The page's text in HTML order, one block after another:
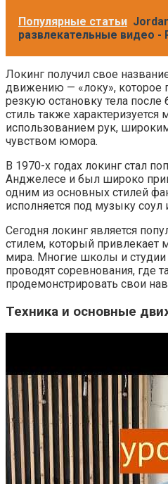
Популярные статьи
развлекательные видео -
Локинг получил свое
движению — «локу», которое
резкую остановку тела
стиль также
использованием рук,
чувством юмора.
В 1970-х годах локинг стал
Анджелесе и был широко
одним из основных стилей
исполняется под музыку соул
Сегодня локинг является
стилем, который привлекает
мира. Многие школы и студии
проводят соревнования, где
продемонстрировать свои
Техника и основные